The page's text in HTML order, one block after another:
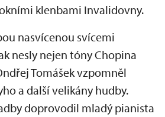
klenbami Invalidovny.
nasvícenou svícemi
nesly nejen tóny Chopina
Tomášek vzpomněl
a další velikány hudby.
doprovodil mladý pianista